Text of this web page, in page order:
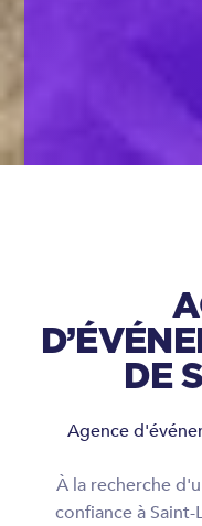
DE
Agence
À la recherche
confiance à